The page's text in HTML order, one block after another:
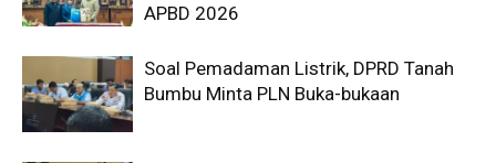
APBD 2026
Soal Pemadaman Listrik, DPRD Tanah
Bumbu Minta PLN Buka-bukaan